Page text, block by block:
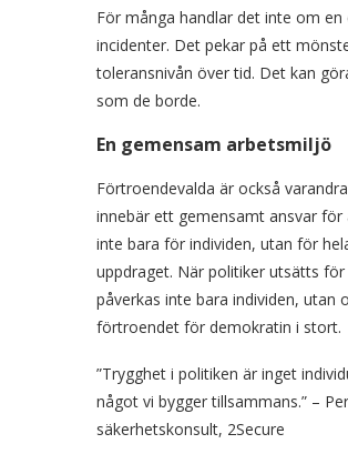
För många handlar det inte om
incidenter. Det pekar på ett
toleransnivån över tid. Det kan
som de borde.
En gemensam arbetsmiljö
Förtroendevalda är också
innebär ett gemensamt ansvar
inte bara för individen, utan för
uppdraget. När politiker utsätts
påverkas inte bara individen, utan
förtroendet för demokratin i stort.
”Trygghet i politiken är inget
något vi bygger tillsammans.” –
säkerhetskonsult, 2Secure